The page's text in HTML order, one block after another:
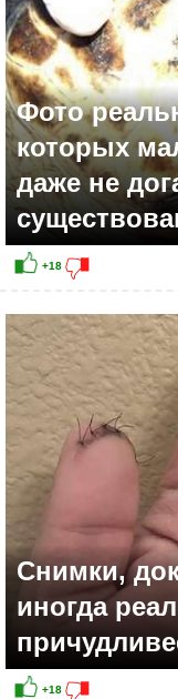
+27
Фото
которых
даже не
Снимки,
иногда